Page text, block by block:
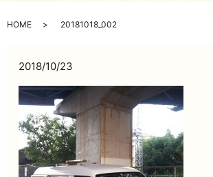
HOME 20181018_002
2018/10/23